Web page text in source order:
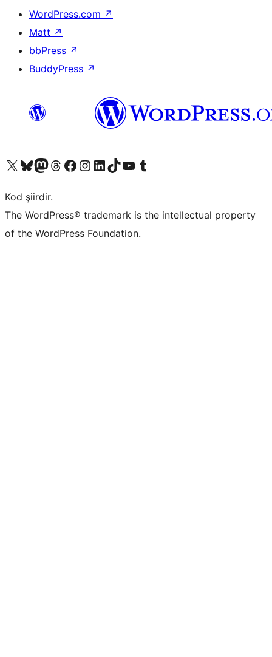
WordPress.com ↗
Matt ↗
bbPress ↗
BuddyPress ↗
X (eski Twitter) hesabımıza bakın
Bluesky hesabımızı ziyaret edinMastodon hesabımızı ziyaret edinThreads hesabımızı ziyaret edinFacebook sayfamızı ziyaret edinInstagram hesabımızı ziyaret edinLinkedIn hesabımızı ziyaret edinTikTok hesabımızı ziyaret edinYouTube kanalımızı ziyaret edinTumblr hesabımızı ziyaret edin
Kod şiirdir.
The WordPress® trademark is the intellectual property
of the WordPress Foundation.